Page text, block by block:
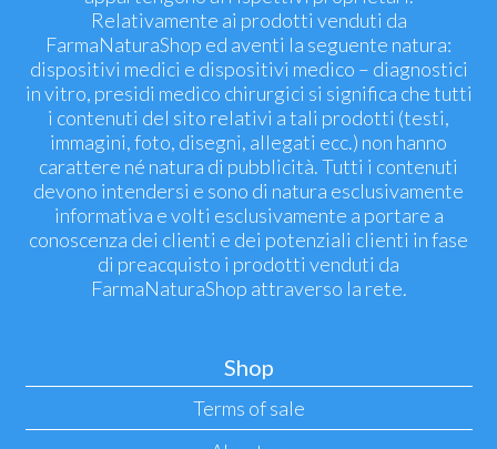
Relativamente ai prodotti venduti da
FarmaNaturaShop ed aventi la seguente natura:
dispositivi medici e dispositivi medico – diagnostici
in vitro, presidi medico chirurgici si significa che tutti
i contenuti del sito relativi a tali prodotti (testi,
immagini, foto, disegni, allegati ecc.) non hanno
carattere né natura di pubblicità. Tutti i contenuti
devono intendersi e sono di natura esclusivamente
informativa e volti esclusivamente a portare a
conoscenza dei clienti e dei potenziali clienti in fase
di preacquisto i prodotti venduti da
FarmaNaturaShop attraverso la rete.
Shop
Terms of sale